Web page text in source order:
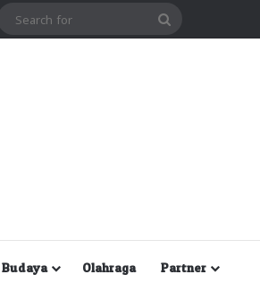
Article
Olahraga Partner